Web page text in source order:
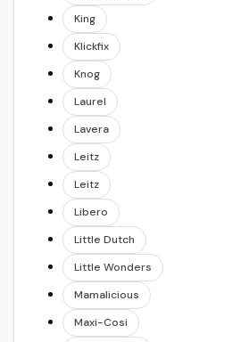
King
Klickfix
Knog
Laurel
Lavera
Leitz
Leitz
Libero
Little Dutch
Little Wonders
Mamalicious
Maxi-Cosi